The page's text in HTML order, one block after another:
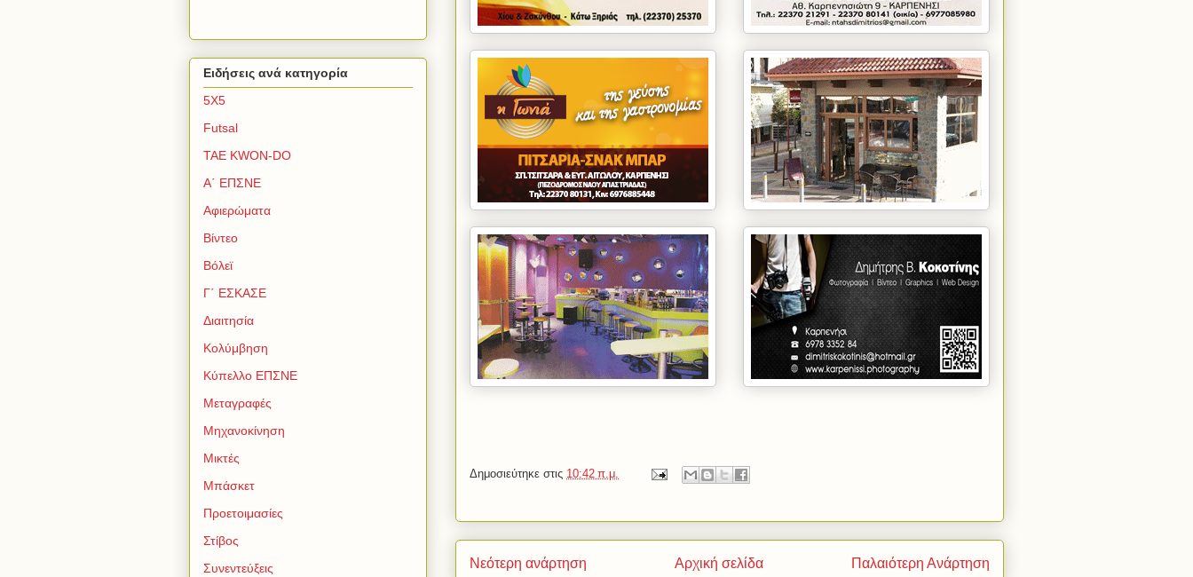
Δημοσιεύτηκε στις 10:42 π.μ.
Νεότερη ανάρτηση Παλαιότερη Ανάρτηση
Αρχική σελίδα
Ειδήσεις ανά κατηγορία
5Χ5
Futsal
TAE KWON-DO
Α΄ ΕΠΣΝΕ
Αφιερώματα
Βίντεο
Βόλεϊ
Γ΄ ΕΣΚΑΣΕ
Διαιτησία
Κολύμβηση
Κύπελλο ΕΠΣΝΕ
Μεταγραφές
Μηχανοκίνηση
Μικτές
Μπάσκετ
Προετοιμασίες
Στίβος
Συνεντεύξεις